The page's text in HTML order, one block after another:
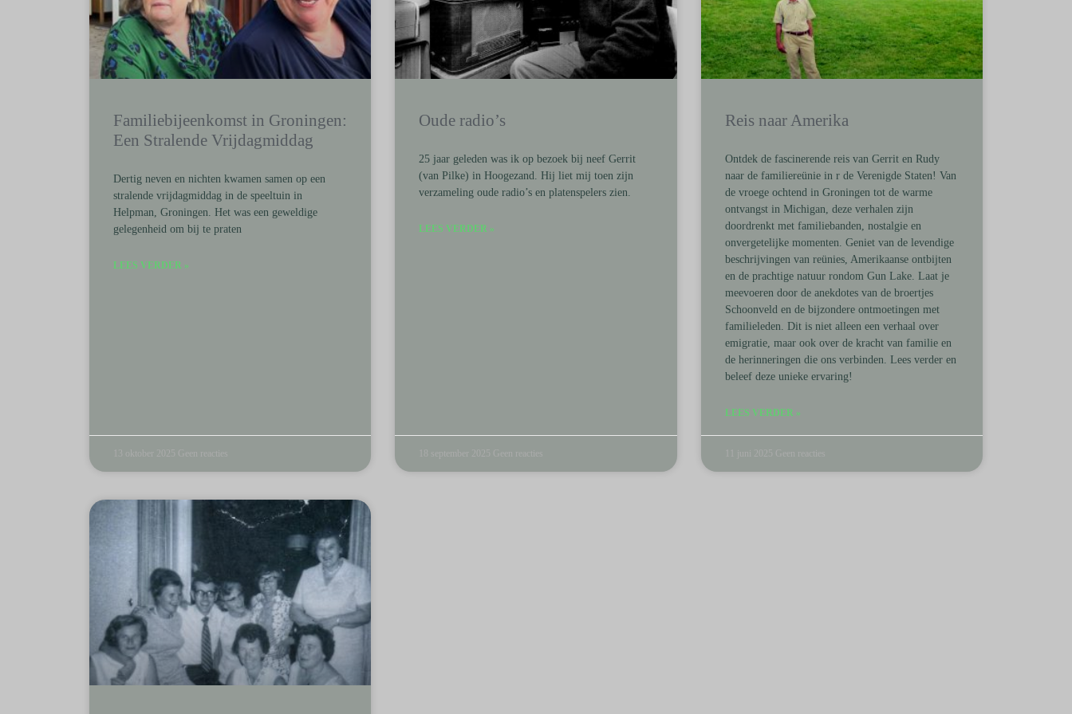
Familiebijeenkomst in Groningen:
Een Stralende Vrijdagmiddag
Dertig neven en nichten kwamen samen op een
stralende vrijdagmiddag in de speeltuin in
Helpman, Groningen. Het was een geweldige
gelegenheid om bij te praten
LEES VERDER »
13 oktober 2025
Oude radio’s
25 jaar geleden was ik op bezoek bij neef Gerrit
(van Pilke) in Hoogezand. Hij liet mij toen zijn
verzameling oude radio’s en platenspelers zien.
LEES VERDER »
18 september 2025
Reis naar Amerika
Ontdek de fascinerende reis van Gerrit en Rudy
naar de familiereünie in r de Verenigde Staten! Van
de vroege ochtend in Groningen tot de warme
ontvangst in Michigan, deze verhalen zijn
doordrenkt met familiebanden, nostalgie en
onvergetelijke momenten. Geniet van de levendige
beschrijvingen van reünies, Amerikaanse ontbijten
en de prachtige natuur rondom Gun Lake. Laat je
meevoeren door de anekdotes van de broertjes
Schoonveld en de bijzondere ontmoetingen met
familieleden. Dit is niet alleen een verhaal over
emigratie, maar ook over de kracht van familie en
de herinneringen die ons verbinden. Lees verder en
beleef deze unieke ervaring!
LEES VERDER »
11 juni 2025